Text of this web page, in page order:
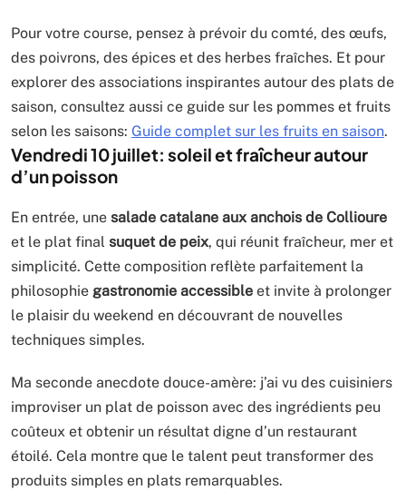
Pour votre course, pensez à prévoir du comté, des œufs,
des poivrons, des épices et des herbes fraîches. Et pour
explorer des associations inspirantes autour des plats de
saison, consultez aussi ce guide sur les pommes et fruits
selon les saisons: Guide complet sur les fruits en saison.
Vendredi 10 juillet: soleil et fraîcheur autour
d’un poisson
En entrée, une salade catalane aux anchois de Collioure
et le plat final suquet de peix, qui réunit fraîcheur, mer et
simplicité. Cette composition reflète parfaitement la
philosophie gastronomie accessible et invite à prolonger
le plaisir du weekend en découvrant de nouvelles
techniques simples.
Ma seconde anecdote douce-amère: j’ai vu des cuisiniers
improviser un plat de poisson avec des ingrédients peu
coûteux et obtenir un résultat digne d’un restaurant
étoilé. Cela montre que le talent peut transformer des
produits simples en plats remarquables.